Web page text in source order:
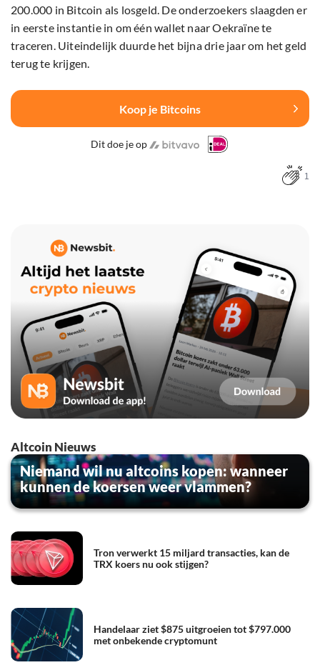
200.000 in Bitcoin als losgeld. De onderzoekers slaagden er
in eerste instantie in om één wallet naar Oekraïne te
traceren. Uiteindelijk duurde het bijna drie jaar om het geld
terug te krijgen.
Koop je Bitcoins
Dit doe je op
1
Altcoin Nieuws
Niemand wil nu altcoins kopen: wanneer
kunnen de koersen weer vlammen?
Tron verwerkt 15 miljard transacties, kan de
TRX koers nu ook stijgen?
Handelaar ziet $875 uitgroeien tot $797.000
met onbekende cryptomunt